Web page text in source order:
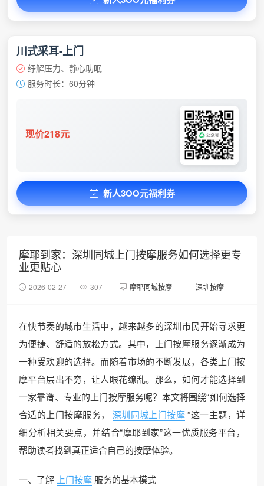
川式采耳-上门
纾解压力、静心助眠
服务时长：60分钟
现价218元
新人3OO元福利券
摩耶到家：深圳同城上门按摩服务如何选择更专
业更贴心
2026-02-27 307 摩耶同城按摩 深圳按摩
在快节奏的城市生活中，越来越多的深圳市民开始寻求更
为便捷、舒适的放松方式。其中，上门按摩服务逐渐成为
一种受欢迎的选择。而随着市场的不断发展，各类上门按
摩平台层出不穷，让人眼花缭乱。那么，如何才能选择到
一家靠谱、专业的上门按摩服务呢？本文将围绕“如何选择
合适的上门按摩服务，
深圳同城上门按摩 ”这一主题，详
细分析相关要点，并结合“摩耶到家”这一优质服务平台，
帮助读者找到真正适合自己的按摩体验。
一、了解 上门按摩 服务的基本模式